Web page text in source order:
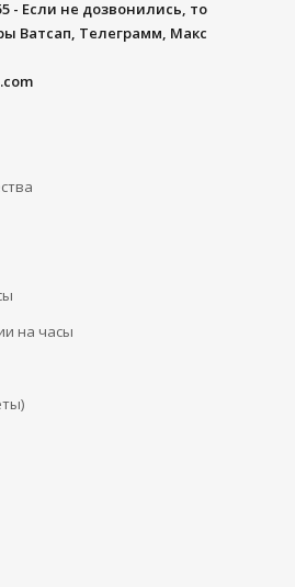
- Если не дозвонились, то
Ватсап, Телеграмм, Макс
на часы